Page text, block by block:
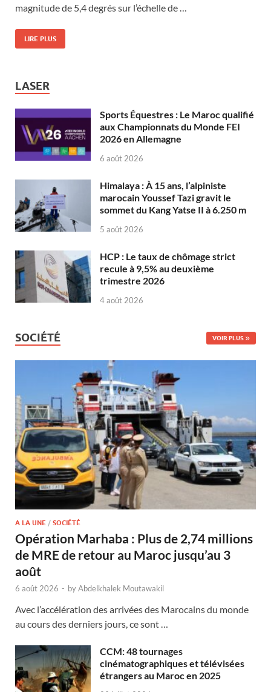
magnitude de 5,4 degrés sur l’échelle de …
LIRE PLUS
LASER
Sports Équestres : Le Maroc qualifié
aux Championnats du Monde FEI
2026 en Allemagne
6 août 2026
Himalaya : À 15 ans, l’alpiniste
marocain Youssef Tazi gravit le
sommet du Kang Yatse II à 6.250 m
5 août 2026
HCP : Le taux de chômage strict
recule à 9,5% au deuxième
trimestre 2026
4 août 2026
SOCIÉTÉ VOIR PLUS
A LA UNE / SOCIÉTÉ
Opération Marhaba : Plus de 2,74 millions
de MRE de retour au Maroc jusqu’au 3
août
6 août 2026 - byAbdelkhalek Moutawakil
Avec l’accélération des arrivées des Marocains du monde
au cours des derniers jours, ce sont …
CCM: 48 tournages
cinématographiques et télévisées
étrangers au Maroc en 2025